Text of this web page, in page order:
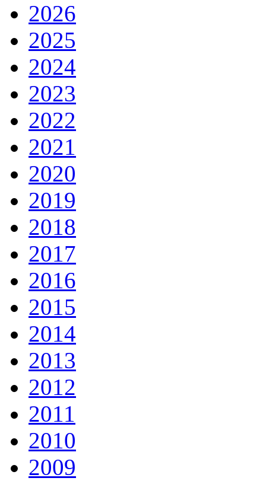
2026
2025
2024
2023
2022
2021
2020
2019
2018
2017
2016
2015
2014
2013
2012
2011
2010
2009